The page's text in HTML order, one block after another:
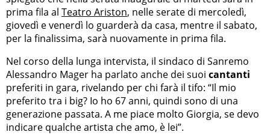
prima fila al Teatro Ariston, nelle serate di mercoledì,
giovedì e venerdì lo guarderà da casa, mentre il sabato,
per la finalissima, sarà nuovamente in prima fila.
Nel corso della lunga intervista, il sindaco di Sanremo
Alessandro Mager ha parlato anche dei suoi cantanti
preferiti in gara, rivelando per chi farà il tifo: “Il mio
preferito tra i big? Io ho 67 anni, quindi sono di una
generazione passata. A me piace molto Giorgia, se devo
indicare qualche artista che amo, è lei”.